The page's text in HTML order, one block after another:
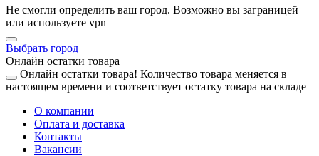
Не смогли определить ваш город. Возможно вы заграницей
или используете vpn
Выбрать город
Онлайн остатки товара
Онлайн остатки товара! Количество товара меняется в
настоящем времени и соответствует остатку товара на складе
О компании
Оплата и доставка
Контакты
Вакансии